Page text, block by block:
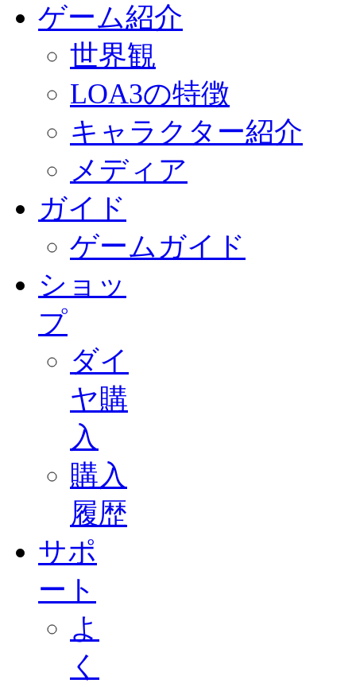
ゲーム紹介
世界観
LOA3の特徴
キャラクター紹介
メディア
ガイド
ゲームガイド
ショッ
プ
ダイ
ヤ購
入
購入
履歴
サポ
ート
よ
く